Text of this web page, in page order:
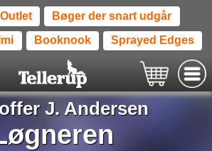
Outlet Bøger der snart udgår
Booknook Sprayed Edges
J. Andersen